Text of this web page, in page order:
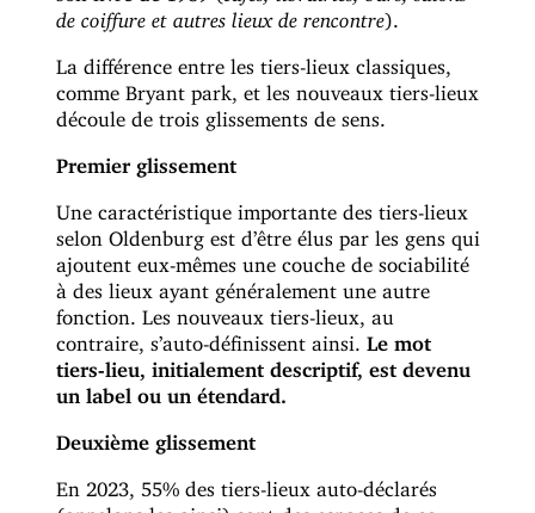
de coiffure et autres lieux de rencontre).
La différence entre les tiers-lieux classiques,
comme Bryant park, et les nouveaux tiers-lieux
découle de trois glissements de sens.
Premier glissement
Une caractéristique importante des tiers-lieux
selon Oldenburg est d’être élus par les gens qui
ajoutent eux-mêmes une couche de sociabilité
à des lieux ayant généralement une autre
fonction. Les nouveaux tiers-lieux, au
contraire, s’auto-définissent ainsi. Le mot
tiers-lieu, initialement descriptif, est devenu
un label ou un étendard.
Deuxième glissement
En 2023, 55% des tiers-lieux auto-déclarés
(appelons-les ainsi) sont des espaces de co-